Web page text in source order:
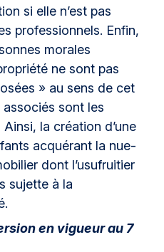
si elle n’est pas
professionnels. Enfin,
morales
ne sont pas
» au sens de cet
sont les
Ainsi, la création d’une
acquérant la nue-
dont l’usufruitier
sujette à la
en vigueur au 7